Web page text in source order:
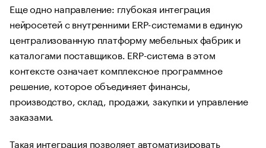
Еще одно направление: глубокая интеграция
нейросетей с внутренними ERP-системами в единую
централизованную платформу мебельных фабрик и
каталогами поставщиков. ERP-система в этом
контексте означает комплексное программное
решение, которое объединяет финансы,
производство, склад, продажи, закупки и управление
заказами.
Такая интеграция позволяет автоматизировать